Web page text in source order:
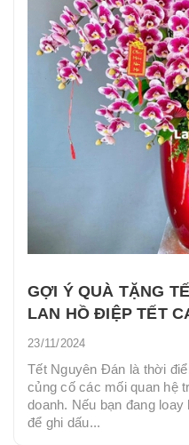
GỢI Ý QUÀ TẶNG
LAN HỒ ĐIỆP TẾT
TÁC- KHÁCH HÀNG.
23/11/2024
Tết Nguyên Đán là thời
củng cố các mối quan hệ
doanh. Nếu bạn đang
để ghi dấu...